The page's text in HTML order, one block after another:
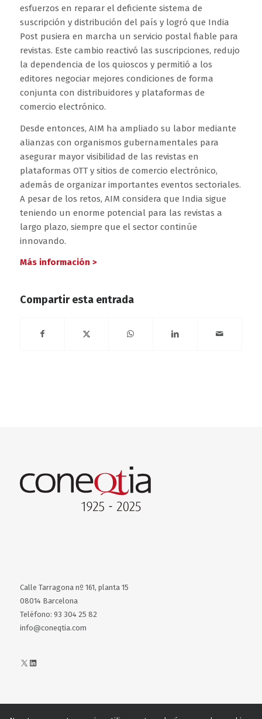
esfuerzos en reparar el deficiente sistema de
suscripción y distribución del país y logró que India
Post pusiera en marcha un servicio postal fiable para
revistas. Este cambio reactivó las suscripciones, redujo
la dependencia de los quioscos y permitió a los
editores negociar mejores condiciones de forma
conjunta con distribuidores y plataformas de
comercio electrónico.
Desde entonces, AIM ha ampliado su labor mediante
alianzas con organismos gubernamentales para
asegurar mayor visibilidad de las revistas en
plataformas OTT y sitios de comercio electrónico,
además de organizar importantes eventos sectoriales.
A pesar de los retos, AIM considera que India sigue
teniendo un enorme potencial para las revistas a
largo plazo, siempre que el sector continúe
innovando.
Más información >
Compartir esta entrada
Calle Tarragona nº 161, planta 15
08014 Barcelona
Teléfono: 93 304 25 82
info@coneqtia.com
X LinkedIn